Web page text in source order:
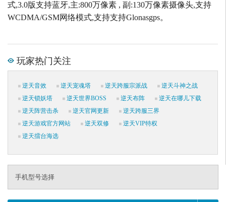
式,3.0版支持蓝牙,主:800万像素 , 副:130万像素摄像头,支持
WCDMA/GSM网络模式,支持支持Glonasgps。
玩家热门关注
逆天音效 逆天宠魂塔 逆天跨服宗派战
逆天斗神之战
逆天锁妖塔
逆天世界BOSS 逆天布阵
逆天在哪儿下载
逆天阵营击杀
逆天官网更新
逆天跨服三界
逆天游戏官方网站
逆天双修
逆天VIP特权
逆天擂台海选
手机型号选择